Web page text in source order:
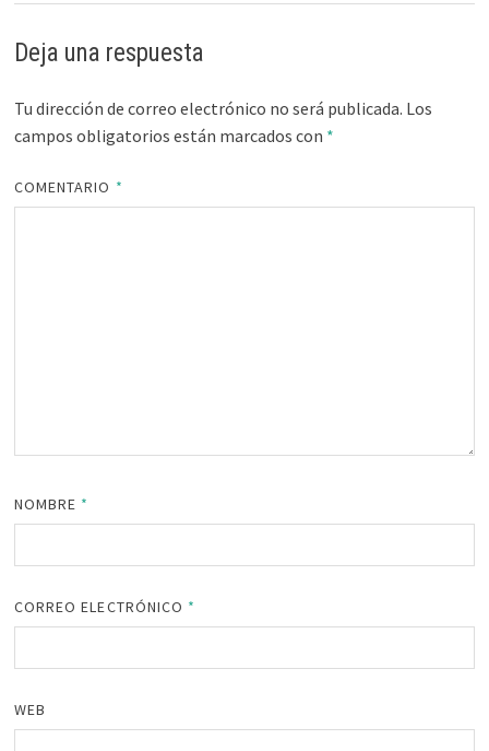
Deja una respuesta
Tu dirección de correo electrónico no será publicada. Los
campos obligatorios están marcados con *
COMENTARIO *
NOMBRE *
CORREO ELECTRÓNICO *
WEB